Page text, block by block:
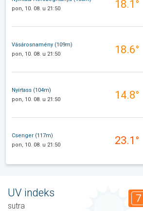
pon, 10. 08. u 21:50
18.1°
Vásárosnamény (109m)
pon, 10. 08. u 21:50
18.6°
Nyírtass (104m)
pon, 10. 08. u 21:50
14.8°
Csenger (117m)
pon, 10. 08. u 21:50
23.1°
UV indeks
sutra
7